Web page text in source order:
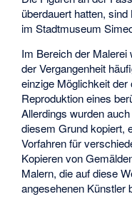
überdauert hatten,
im Stadtmuseum
Im Bereich der Malerei
der Vergangenheit
einzige Möglichkeit der
Reproduktion eines
Allerdings wurden
diesem Grund kopiert,
Vorfahren für
Kopieren von
Malern, die auf diese
angesehenen Künstler